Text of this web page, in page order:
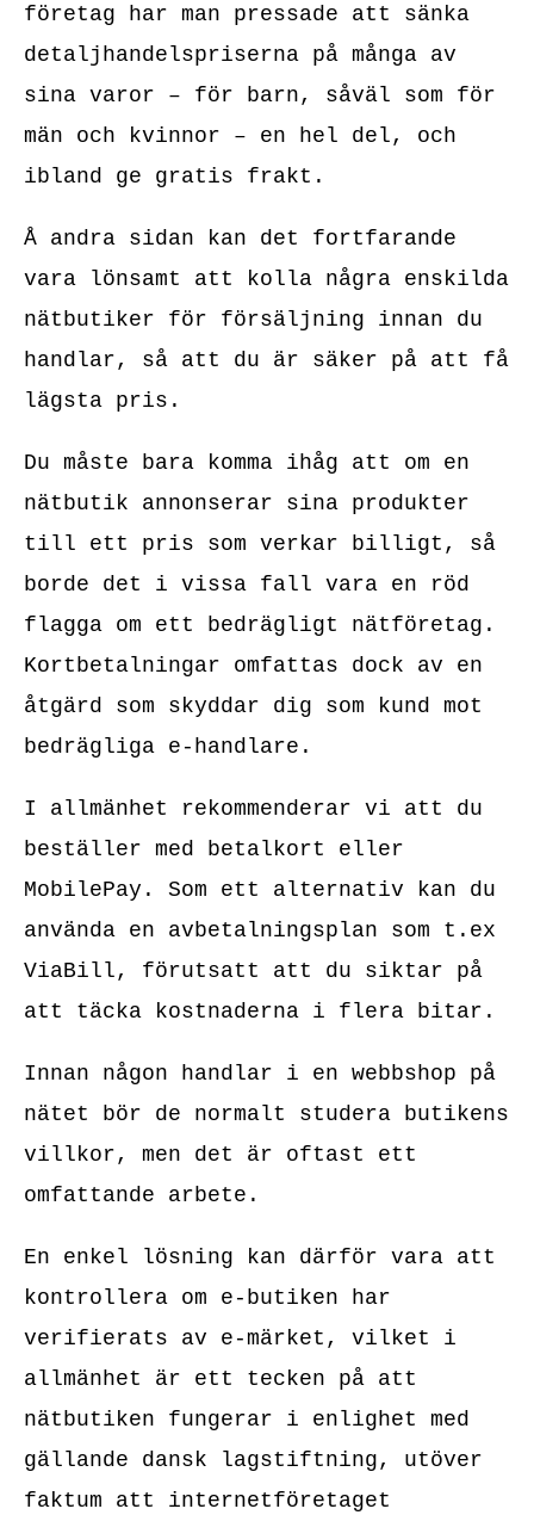
företag har man pressade att sänka
detaljhandelspriserna på många av
sina varor – för barn, såväl som för
män och kvinnor – en hel del, och
ibland ge gratis frakt.
Å andra sidan kan det fortfarande
vara lönsamt att kolla några enskilda
nätbutiker för försäljning innan du
handlar, så att du är säker på att få
lägsta pris.
Du måste bara komma ihåg att om en
nätbutik annonserar sina produkter
till ett pris som verkar billigt, så
borde det i vissa fall vara en röd
flagga om ett bedrägligt nätföretag.
Kortbetalningar omfattas dock av en
åtgärd som skyddar dig som kund mot
bedrägliga e-handlare.
I allmänhet rekommenderar vi att du
beställer med betalkort eller
MobilePay. Som ett alternativ kan du
använda en avbetalningsplan som t.ex
ViaBill, förutsatt att du siktar på
att täcka kostnaderna i flera bitar.
Innan någon handlar i en webbshop på
nätet bör de normalt studera butikens
villkor, men det är oftast ett
omfattande arbete.
En enkel lösning kan därför vara att
kontrollera om e-butiken har
verifierats av e-märket, vilket i
allmänhet är ett tecken på att
nätbutiken fungerar i enlighet med
gällande dansk lagstiftning, utöver
faktum att internetföretaget